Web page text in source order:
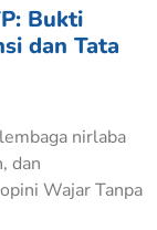
Bukti
dan Tata
nirlaba
dan
Wajar Tanpa